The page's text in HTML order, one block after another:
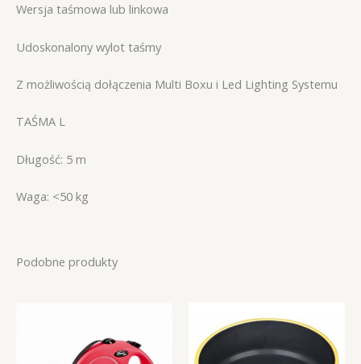
Wersja taśmowa lub linkowa
Udoskonalony wylot taśmy
Z możliwością dołączenia Multi Boxu i Led Lighting Systemu
TAŚMA L
Długość: 5 m
Waga: <50 kg
Podobne produkty